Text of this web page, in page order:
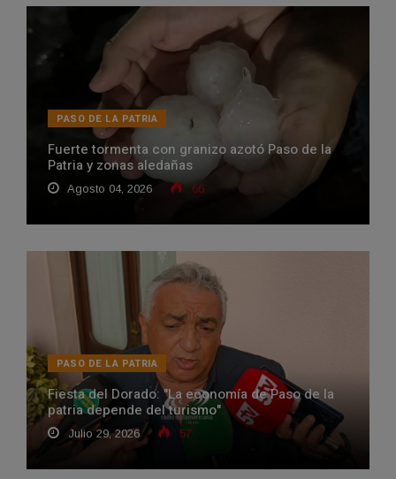
PASO DE LA PATRIA
Fuerte tormenta con granizo azotó Paso de la
Patria y zonas aledañas
Agosto 04, 2026 66
PASO DE LA PATRIA
Fiesta del Dorado: "La economía de Paso de la
patria depende del turismo"
Julio 29, 2026 57